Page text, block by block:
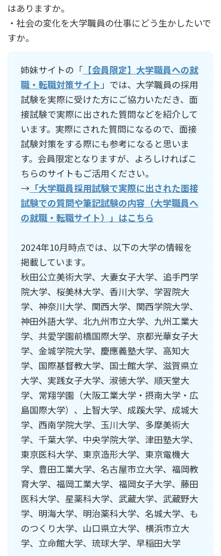
はありますか。
・社会の変化を大学職員の仕事にどう生かしたいで
すか。
姉妹サイトの「 【会員限定】大学職員への就
職・転職対策サイト 」では、大学職員の採用
試験を実際に受けた方にご協力いただき、面
接試験で実際に出された質問などを紹介して
います。実際にされた質問になるので、面接
試験対策をする際にも参考になると思いま
す。会員限定となりますが、よろしければこ
ちらのサイトもご活用ください。
→ 「大学職員採用試験で実際に出された面接
試験での質問や筆記試験の内容（大学職員へ
の就職・転職サイト）」はこちら
2024年10月時点では、以下の大学の情報を
掲載しています。
秋田公立美術大学、大妻女子大学、追手門学
院大学、桜美林大学、香川大学、学習院大
学、神奈川大学、関西大学、関西学院大学、
神田外語大学、北九州市立大学、九州工業大
学、共愛学園前橋国際大学、京都光華女子大
学、金城学院大学、慶應義塾大学、高知大
学、国際基督教大学、国士館大学、滋賀県立
大学、実践女子大学、淑徳大学、順天堂大
学、常翔学園（大阪工業大学・摂南大学・広
島国際大学）、上智大学、成蹊大学、成城大
学、西南学院大学、玉川大学、多摩美術大
学、千葉大学、中央学院大学、津田塾大学、
東京医科大学、東京造形大学、東京電機大
学、豊田工業大学、名古屋市立大学、福岡教
育大学、福岡工業大学、福岡女子大学、藤田
医科大学、星薬科大学、武蔵大学、武蔵野大
学、明海大学、明治薬科大学、名城大学、も
のつくり大学、山口県立大学、横浜市立大
学、立命館大学、琉球大学、早稲田大学